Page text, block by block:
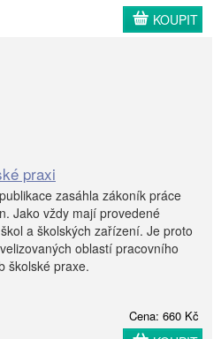
KOUPIT
praxi
zasáhla zákoník práce
Jako vždy mají provedené
a školských zařízení. Je proto
oblastí pracovního
školské praxe.
Cena: 660 Kč